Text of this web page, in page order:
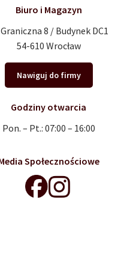
Biuro i Magazyn
8 / Budynek DC1
54-610 Wrocław
Nawiguj do firmy
Godziny otwarcia
Pon. – Pt.: 07:00 – 16:00
Społecznościowe